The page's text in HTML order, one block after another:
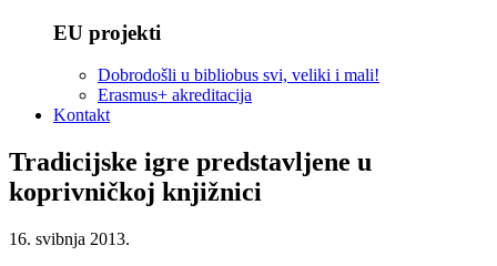
EU projekti
Dobrodošli u bibliobus svi, veliki i mali!
Erasmus+ akreditacija
Kontakt
Tradicijske igre predstavljene u
koprivničkoj knjižnici
16. svibnja 2013.